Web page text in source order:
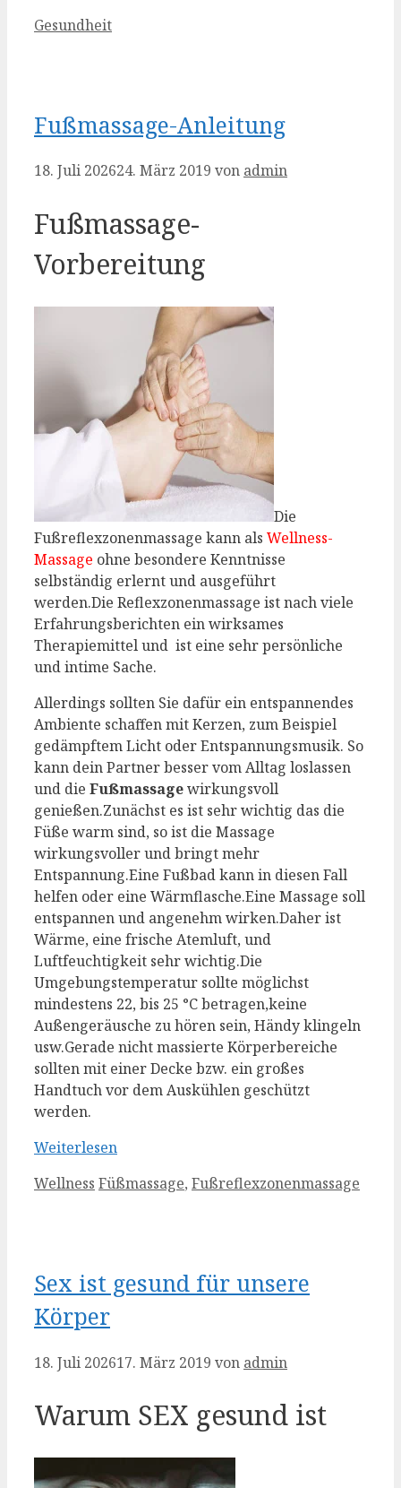
Kategorien
Gesundheit
Fußmassage-Anleitung
18. Juli 202624. März 2019 von admin
Fußmassage-
Vorbereitung
Die
Fußreflexzonenmassage kann als Wellness-
Massage ohne besondere Kenntnisse
selbständig erlernt und ausgeführt
werden.Die Reflexzonenmassage ist nach viele
Erfahrungsberichten ein wirksames
Therapiemittel und ist eine sehr persönliche
und intime Sache.
Allerdings sollten Sie dafür ein entspannendes
Ambiente schaffen mit Kerzen, zum Beispiel
gedämpftem Licht oder Entspannungsmusik. So
kann dein Partner besser vom Alltag loslassen
und die Fußmassagewirkungsvoll
genießen.Zunächst es ist sehr wichtig das die
Füße warm sind, so ist die Massage
wirkungsvoller und bringt mehr
Entspannung.Eine Fußbad kann in diesen Fall
helfen oder eine Wärmflasche.Eine Massage soll
entspannen und angenehm wirken.Daher ist
Wärme, eine frische Atemluft, und
Luftfeuchtigkeit sehr wichtig.Die
Umgebungstemperatur sollte möglichst
mindestens 22, bis 25 °C betragen,keine
Außengeräusche zu hören sein, Händy klingeln
usw.Gerade nicht massierte Körperbereiche
sollten mit einer Decke bzw. ein großes
Handtuch vor dem Auskühlen geschützt
werden.
Weiterlesen
Kategorien
Wellness Schlagwörter
Füßmassage, Fußreflexzonenmassage
Sex ist gesund für unsere
Körper
18. Juli 202617. März 2019 von admin
Warum SEX gesund ist